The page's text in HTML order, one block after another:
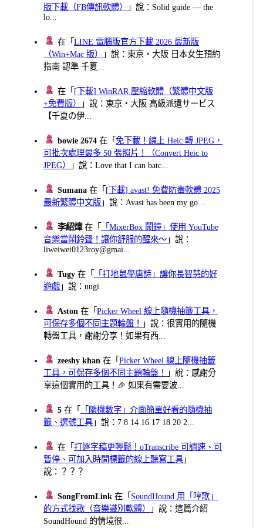
版下載（FB傳訊軟體）
」說：Solid guide — the
lo...
在「LINE 電腦版官方下載 2026 最新版
（Win+Mac 版）
」說：東京・大阪 日本女生預約
指南 認準 千夏...
在「 [下載] WinRAR 壓縮軟體（繁體中文版
+免費版）
」說：東京・大阪 高級派遣サービス
【千夏の伊...
bowie 2674 在「免下載！線上 Heic 轉 JPEG，
可批次處理最多 50 張照片！（Convert Heic to
JPEG）
」說：Love that I can batc...
Sumana 在「 [下載] avast! 免費防毒軟體 2025
最新繁體中文版 」說：Avast has been my go...
李紹煒在「
「MixerBox 鬧鐘」使用 YouTube
音樂當鬧鈴聲！讓你舒服的醒來～ 」說：
liweiwei0123roy@gmai...
Tugy 在「
「打地鼠學唐詩」讓你長智慧的好
遊戲 」說：uugi
Aston 在「Picker Wheel 線上隨機抽籤工具，
可保存多個不同主題輪盤！
」說：很實用的隨機
轉盤工具，謝謝分享！如果有西...
zeeshy khan 在「Picker Wheel 線上隨機抽籤
工具，可保存多個不同主題輪盤！
」說：感謝分
享這個實用的工具！🎉 如果有需要波...
5 在「
「隨機數字」介面簡單好看的隨機抽
籤、選號工具 」說：7 8 14 16 17 18 20 2...
在「打逐字稿更輕鬆！oTranscribe 可調速、可
暫停、可加入時間標籤的線上聽寫工具 」
說：？？？
SongFromLink 在「 SoundHound 用「哼歌」
的方式找歌（音樂識別軟體）
」說：這篇介紹
SoundHound 的情境很...